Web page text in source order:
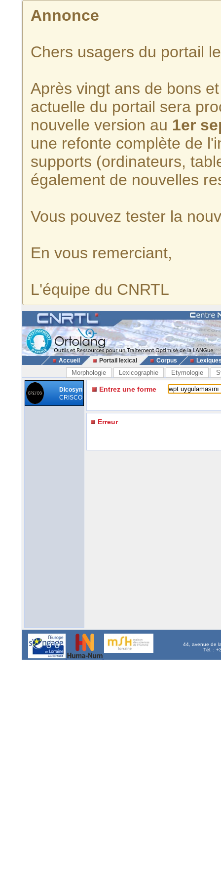
Annonce
Chers usagers du portail
Après vingt ans de bons
actuelle du portail sera
nouvelle version au 1er
une refonte complète de
supports (ordinateurs,
également de nouvelles
Vous pouvez tester la
En vous remerciant,
L'équipe du CNRTL
Accueil Portail lexical Corpus
Morphologie Lexicographie Etymologie
Dicosyn
CRISCO
Entrez une forme
Erreur
44, avenue de
Tél. :